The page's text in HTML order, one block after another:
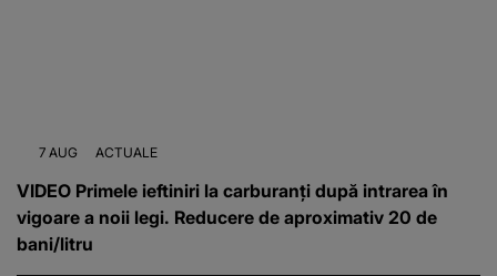
7 AUG ACTUALE
VIDEO Primele ieftiniri la carburanți după intrarea în
vigoare a noii legi. Reducere de aproximativ 20 de
bani/litru